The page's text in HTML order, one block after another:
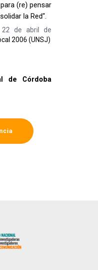
(re) pensar
la Red".
22 de abril de
2006 (UNSJ)
de Córdoba